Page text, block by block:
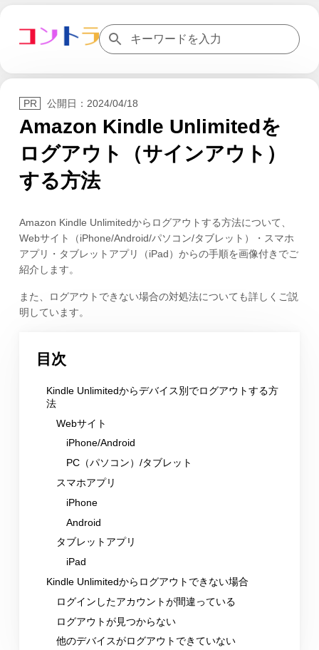
公開日：2024/04/18
Amazon Kindle Unlimitedを
ログアウト（サインアウト）
する方法
Amazon Kindle Unlimitedからログアウトする方法について、
Webサイト（iPhone/Android/パソコン/タブレット）・スマホ
アプリ・タブレットアプリ（iPad）からの手順を画像付きでご
紹介します。
また、ログアウトできない場合の対処法についても詳しくご説
明しています。
目次
Kindle Unlimitedからデバイス別でログアウトする方
法
Webサイト
iPhone/Android
PC（パソコン）/タブレット
スマホアプリ
iPhone
Android
タブレットアプリ
iPad
Kindle Unlimitedからログアウトできない場合
ログインしたアカウントが間違っている
ログアウトが見つからない
他のデバイスがログアウトできていない